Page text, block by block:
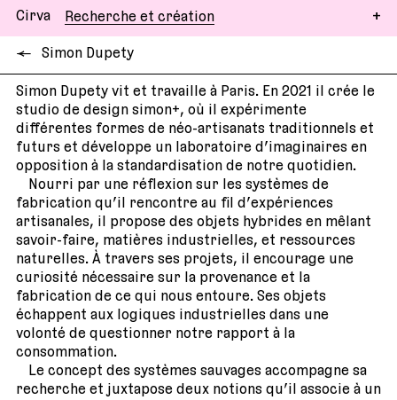
Cirva Recherche et création
← Simon Dupety
Simon Dupety vit et travaille à Paris. En 2021 il crée le
studio de design simon+, où il expérimente
différentes formes de néo-artisanats traditionnels et
futurs et développe un laboratoire d’imaginaires en
opposition à la standardisation de notre quotidien.
Nourri par une réflexion sur les systèmes de
fabrication qu’il rencontre au fil d’expériences
artisanales, il propose des objets hybrides en mêlant
savoir-faire, matières industrielles, et ressources
naturelles. À travers ses projets, il encourage une
curiosité nécessaire sur la provenance et la
fabrication de ce qui nous entoure. Ses objets
échappent aux logiques industrielles dans une
volonté de questionner notre rapport à la
consommation.
Le concept des systèmes sauvages accompagne sa
recherche et juxtapose deux notions qu’il associe à un